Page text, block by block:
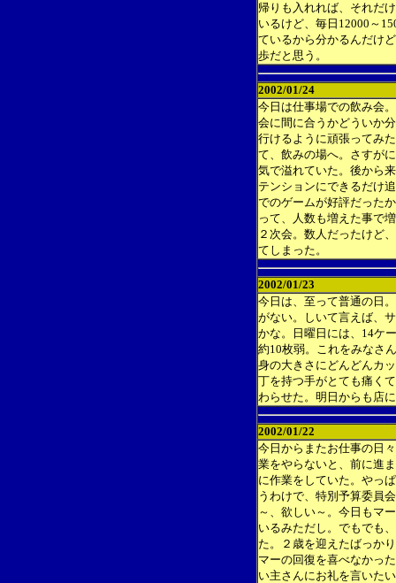
帰りも入れれば、それだ
いるけど、毎日12000～
ているから分かるんだけ
歩だと思う。
2002/01/24
今日は仕事場での飲み会
会に間に合うかどういか
行けるように頑張ってみ
て、飲みの場へ。さすが
気で溢れていた。後から
テンションにできるだけ
でのゲームが好評だった
って、人数も増えた事で
２次会。数人だったけど
てしまった。
2002/01/23
今日は、至って普通の日
がない。しいて言えば、
かな。日曜日には、14ケ
約10枚弱。これをみなさ
身の大きさにどんどんカ
丁を持つ手がとても痛く
わらせた。明日からも店
2002/01/22
今日からまたお仕事の日
業をやらないと、前に進
に作業をしていた。やっ
うわけで、特別予算委員
～、欲しい～。今日もマ
いるみただし。でもでも
た。２歳を迎えたばっか
マーの回復を喜べなかっ
い主さんにお礼を言いた